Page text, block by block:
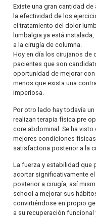
Existe una gran cantidad
la efectividad de los
el tratamiento del dolor
lumbalgia ya está
a la cirugía de columna.
Hoy en día los cirujanos de
pacientes que son
oportunidad de mejorar
menos que exista una
imperiosa.
Por otro lado hay todavía
realizan terapia física pre
core abdominal. Se ha
mejores condiciones
satisfactoria posterior a la
La fuerza y estabilidad que
acortar significativamente
posterior a cirugía, así
school a mejorar sus
convirtiéndose en propio
a su recuperación funcional